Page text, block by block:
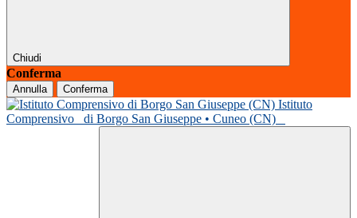
Chiudi
Conferma
Annulla Conferma
Istituto
Comprensivo
di Borgo San Giuseppe • Cuneo (CN)